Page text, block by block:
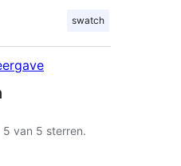
swatch
5 van 5 sterren.